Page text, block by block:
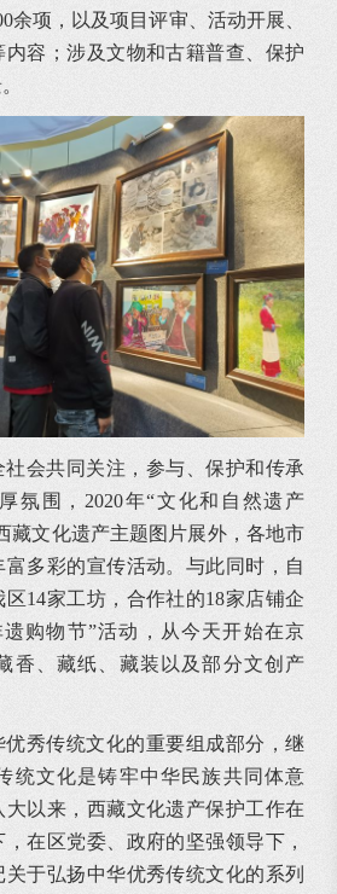
余项，以及项目评审、活动开展、
容；涉及文物和古籍普查、保护
社会共同关注，参与、保护和传承
氛围，2020年“文化和自然遗产
藏文化遗产主题图片展外，各地市
多彩的宣传活动。与此同时，自
14家工坊，合作社的18家店铺企
购物节”活动，从今天开始在京
香、藏纸、藏装以及部分文创产
秀传统文化的重要组成部分，继
统文化是铸牢中华民族共同体意
以来，西藏文化遗产保护工作在
在区党委、政府的坚强领导下，
于弘扬中华优秀传统文化的系列